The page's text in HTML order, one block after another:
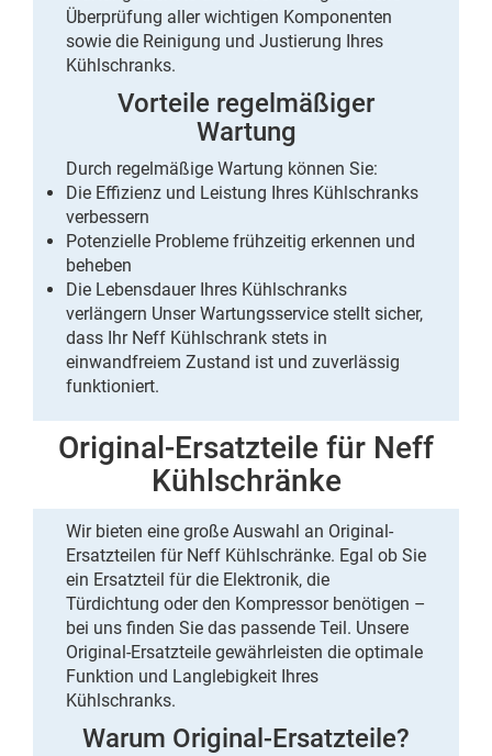
Überprüfung aller wichtigen Komponenten
sowie die Reinigung und Justierung Ihres
Kühlschranks.
Vorteile regelmäßiger
Wartung
Durch regelmäßige Wartung können Sie:
Die Effizienz und Leistung Ihres Kühlschranks
verbessern
Potenzielle Probleme frühzeitig erkennen und
beheben
Die Lebensdauer Ihres Kühlschranks
verlängern UnserWartungsservice stellt sicher,
dass Ihr Neff Kühlschrank stets in
einwandfreiem Zustand ist und zuverlässig
funktioniert.
Original-Ersatzteile für Neff
Kühlschränke
Wir bieten eine große Auswahl an Original-
Ersatzteilen für Neff Kühlschränke. Egal ob Sie
ein Ersatzteil für die Elektronik, die
Türdichtung oder den Kompressorbenötigen –
bei uns finden Sie das passende Teil. Unsere
Original-Ersatzteile gewährleisten die optimale
Funktion und Langlebigkeit Ihres
Kühlschranks.
Warum Original-Ersatzteile?